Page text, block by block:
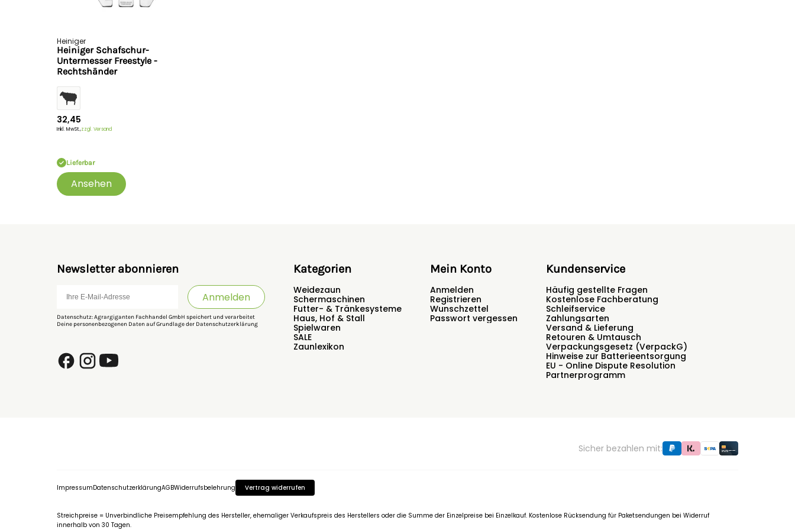
Heiniger
Heiniger Schafschur-
Untermesser Freestyle -
Rechtshänder
32,45
Inkl. MwSt.,zzgl. Versand
Lieferbar
Ansehen
Newsletter abonnieren
Anmelden
Datenschutz: Agrargiganten Fachhandel GmbH speichert und verarbeitet
Deine personenbezogenen Daten auf Grundlage der Datenschutzerklärung
Kategorien
Weidezaun
Schermaschinen
Futter- & Tränkesysteme
Haus, Hof & Stall
Spielwaren
SALE
Zaunlexikon
Mein Konto
Anmelden
Registrieren
Wunschzettel
Passwort vergessen
Kundenservice
Häufig gestellte Fragen
Kostenlose Fachberatung
Schleifservice
Zahlungsarten
Versand & Lieferung
Retouren & Umtausch
Verpackungsgesetz (VerpackG)
Hinweise zur Batterieentsorgung
EU - Online Dispute Resolution
Partnerprogramm
Sicher bezahlen mit:
ImpressumDatenschutzerklärungAGBWiderrufsbelehrung Vertrag widerrufen
Streichpreise = Unverbindliche Preisempfehlung des Hersteller, ehemaliger Verkaufspreis des Herstellers oder die Summe der Einzelpreise bei Einzelkauf. Kostenlose Rücksendung für Paketsendungen bei Widerruf
innerhalb von 30 Tagen.